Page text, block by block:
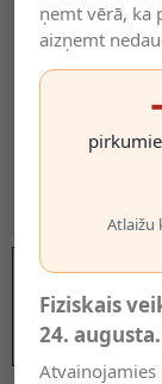
ņemt vērā, ka
aizņemt
Atlaižu
Fiziskais
24. augusta.
Atvainojamies